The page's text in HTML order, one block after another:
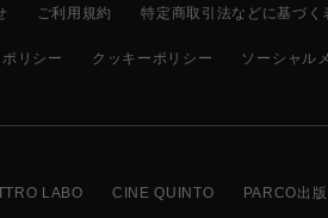
ご利用規約 特定商取引法などに基づく
リシー クッキーポリシー ソーシャル
LABO CINE QUINTO PARCO出版